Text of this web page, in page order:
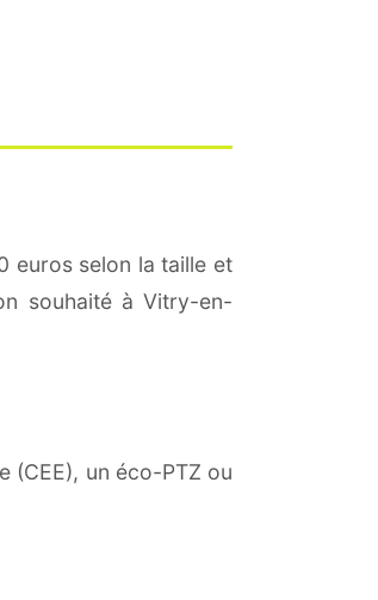
euros selon la taille et
souhaité à Vitry-en-
(CEE), un éco-PTZ ou